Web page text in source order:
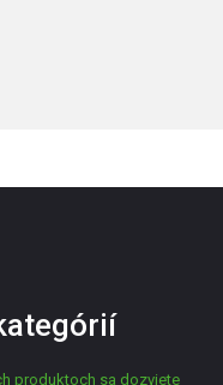
produktoch sa dozviete